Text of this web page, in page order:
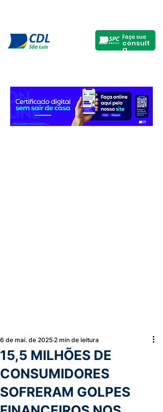
Faça sua
consult
a
15,5 MILHÕES DE
CONSUMIDORES
SOFRERAM GOLPES
6 de mai. de 2025 2 min de leitura